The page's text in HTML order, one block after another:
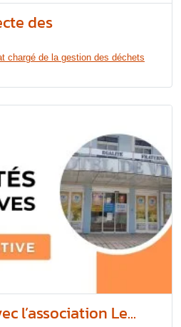
des
chargé de la gestion des déchets
l’association Le...